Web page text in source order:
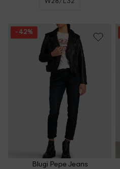
- 42%
Blugi Pepe Jeans